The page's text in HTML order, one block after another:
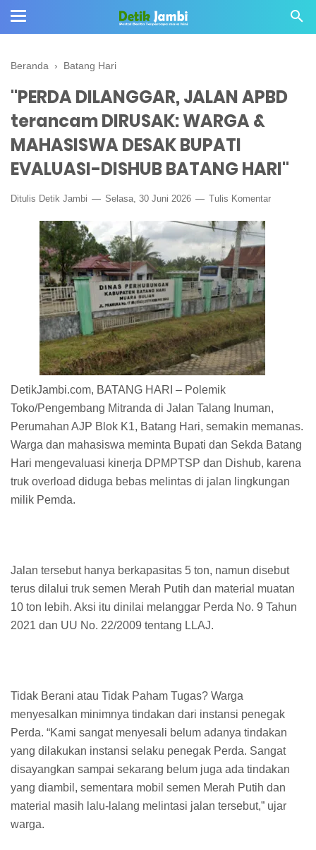
Beranda › Batang Hari
"PERDA DILANGGAR, JALAN APBD
terancam DIRUSAK: WARGA &
MAHASISWA DESAK BUPATI
EVALUASI-DISHUB BATANG HARI"
Ditulis Detik Jambi Selasa, 30 Juni 2026 Tulis Komentar
DetikJambi.com, BATANG HARI – Polemik
Toko/Pengembang Mitranda di Jalan Talang Inuman,
Perumahan AJP Blok K1, Batang Hari, semakin memanas.
Warga dan mahasiswa meminta Bupati dan Sekda Batang
Hari mengevaluasi kinerja DPMPTSP dan Dishub, karena
truk overload diduga bebas melintas di jalan lingkungan
milik Pemda.
Jalan tersebut hanya berkapasitas 5 ton, namun disebut
terus dilalui truk semen Merah Putih dan material muatan
10 ton lebih. Aksi itu dinilai melanggar Perda No. 9 Tahun
2021 dan UU No. 22/2009 tentang LLAJ.
Tidak Berani atau Tidak Paham Tugas? Warga
menyesalkan minimnya tindakan dari instansi penegak
Perda. “Kami sangat menyesali belum adanya tindakan
yang dilakukan instansi selaku penegak Perda. Sangat
disayangkan sampai sekarang belum juga ada tindakan
yang diambil, sementara mobil semen Merah Putih dan
material masih lalu-lalang melintasi jalan tersebut,” ujar
warga.